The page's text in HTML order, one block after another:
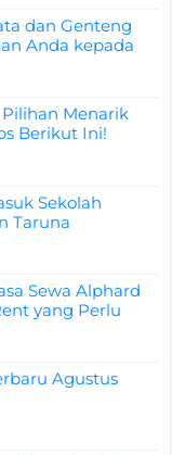
dan Genteng
Anda kepada
Menarik
Berikut Ini!
Sekolah
Taruna
Sewa Alphard
yang Perlu
Agustus